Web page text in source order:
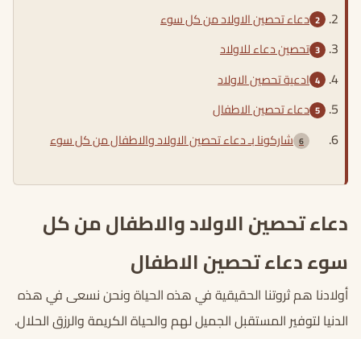
دعاء تحصين الاولاد من كل سوء
تحصين دعاء للاولاد
ادعية تحصين الاولاد
دعاء تحصين الاطفال
شاركونا بـ دعاء تحصين الاولاد والاطفال من كل سوء
دعاء تحصين الاولاد والاطفال من كل
سوء دعاء تحصين الاطفال
أولادنا هم ثروتنا الحقيقية في هذه الحياة ونحن نسعى في هذه
الدنيا لتوفير المستقبل الجميل لهم والحياة الكريمة والرزق الحلال.